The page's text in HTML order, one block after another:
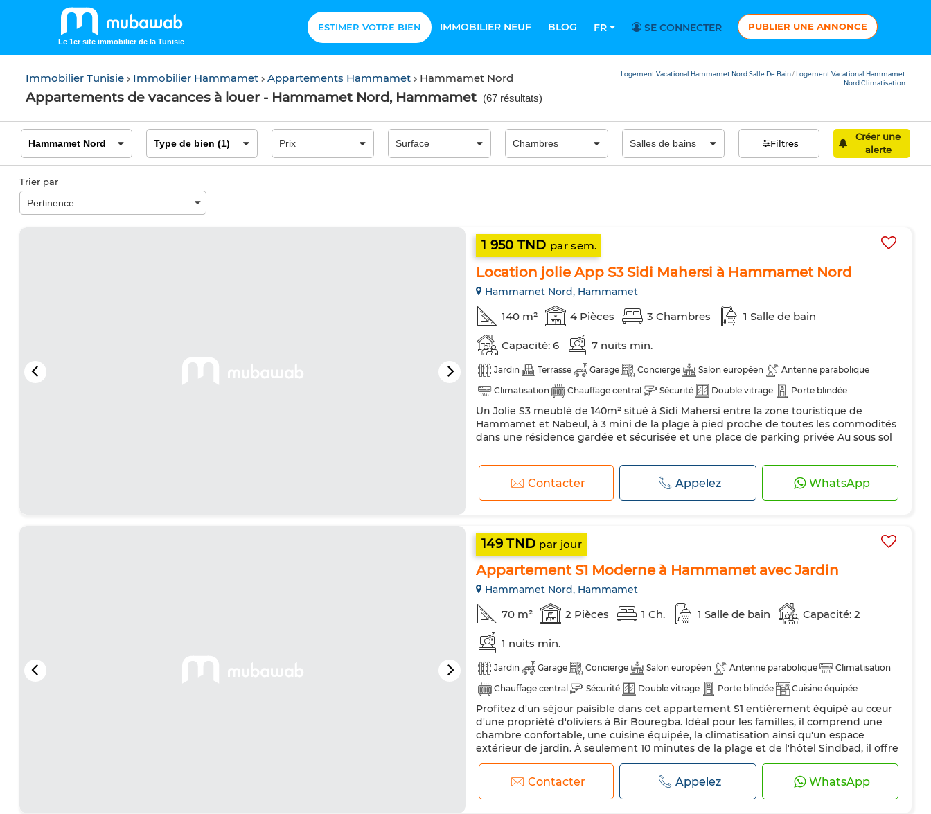
Le 1er site immobilier de la Tunisie
ESTIMER VOTRE BIEN IMMOBILIER NEUF BLOG FR SE CONNECTER PUBLIER UNE ANNONCE
Immobilier Tunisie Immobilier Hammamet Appartements Hammamet Hammamet Nord
Appartements de vacances à louer - Hammamet Nord, Hammamet (67 résultats)
Logement Vacational Hammamet Nord Salle De Bain / Logement Vacational Hammamet
Nord Climatisation
Filtres
Créer une
alerte
Trier par
1 950 TND par sem.
Location jolie App S3 Sidi Mahersi à Hammamet Nord
Hammamet Nord, Hammamet
140 m² 4 Pièces 3 Chambres 1 Salle de bain
Capacité: 6 7 nuits min.
Jardin Terrasse Garage Concierge Salon européen
Antenne parabolique
Climatisation
Chauffage central Sécurité Double vitrage
Porte blindée
Cuisine équipée
Réfrigérateur Four TV Machine à laver
Micro-ondes
Animaux domestiques autorisés
Un Jolie S3 meublé de 140m² situé à Sidi Mahersi entre la zone touristique de
Hammamet et Nabeul, à 3 mini de la plage à pied proche de toutes les commodités
dans une résidence gardée et sécurisée et une place de parking privée Au sous sol
Contacter Appelez WhatsApp
149 TND par jour
Appartement S1 Moderne à Hammamet avec Jardin
Hammamet Nord, Hammamet
70 m² 2 Pièces 1 Ch. 1 Salle de bain Capacité: 2
1 nuits min.
Jardin Garage Concierge Salon européen Antenne parabolique
Climatisation
Chauffage central
Sécurité Double vitrage Porte blindée
Cuisine équipée
Réfrigérateur
TV Machine à laver Micro-ondes
Internet
Animaux domestiques autorisés
Profitez d'un séjour paisible dans cet appartement S1 entièrement équipé au cœur
d'une propriété d'oliviers à Bir Bouregba. Idéal pour les familles, il comprend une
chambre confortable, une cuisine équipée, la climatisation ainsi qu'un espace
extérieur de jardin. À seulement 10 minutes de la plage et de l'hôtel Sindbad, il offre
le parfait équilibre entre nature, intimité et proximité des sites de Hammamet.
Parking sécurisé et gardien 24h/24...
Contacter Appelez WhatsApp